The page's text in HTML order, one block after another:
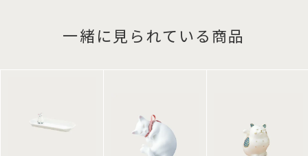
一緒に見られている商品